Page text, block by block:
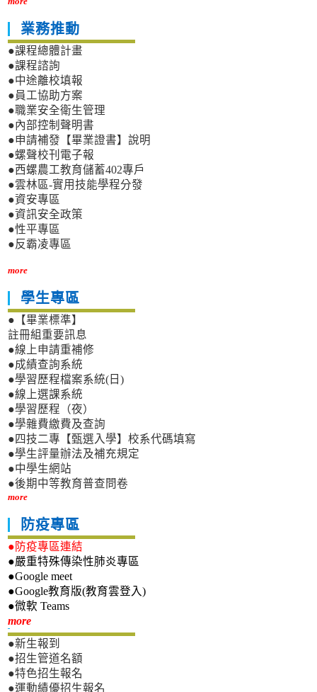
業務推動
●課程總體計畫
●課程諮詢
●中途離校填報
●員工協助方案
●職業安全衛生管理
●內部控制聲明書
●申請補發【畢業證書】說明
●螺聲校刊電子報
●西螺農工教育儲蓄402專戶
●雲林區-實用技能學程分發
●資安專區
●資訊安全政策
●性平專區
●反霸凌專區
more
學生專區
●【畢業標準】
註冊組重要訊息
●線上申請重補修
●成績查詢系統
●學習歷程檔案系統(日)
●線上選課系統
●學習歷程（夜）
●學雜費繳費及查詢
●四技二專【甄選入學】校系代碼填寫
●學生評量辦法及補充規定
●中學生網站
●後期中等教育普查問卷
more
防疫專區
●防疫專區連結
●嚴重特殊傳染性肺炎專區
●Google meet
●Google教育版(教育雲登入)
●微軟 Teams
more新生專區
●新生報到
●招生管道名額
●特色招生報名
●運動績優招生報名